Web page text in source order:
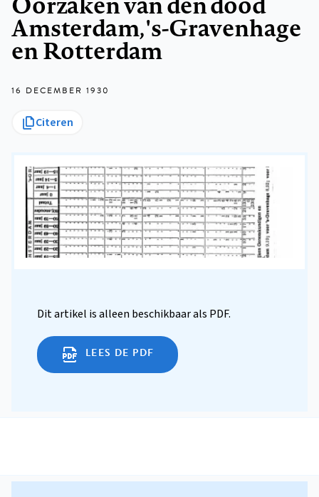
Amsterdam, 's-Gravenhage
en Rotterdam
16 DECEMBER 1930
Citeren
Dit artikel is alleen beschikbaar als PDF.
LEES DE PDF